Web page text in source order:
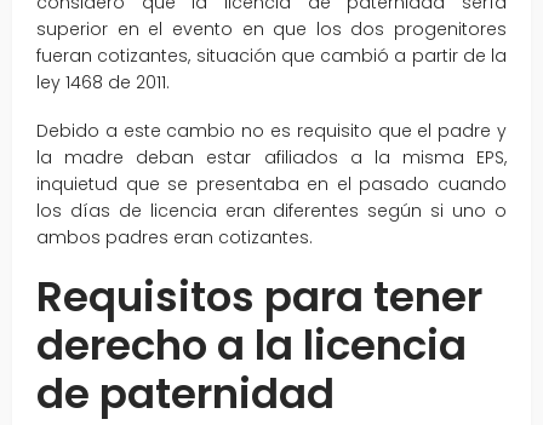
superior en el evento en que los dos progenitores
fueran cotizantes, situación que cambió a partir de la
ley 1468 de 2011.
Debido a este cambio no es requisito que el padre y
la madre deban estar afiliados a la misma EPS,
inquietud que se presentaba en el pasado cuando
los días de licencia eran diferentes según si uno o
ambos padres eran cotizantes.
Requisitos para tener
derecho a la licencia
de paternidad